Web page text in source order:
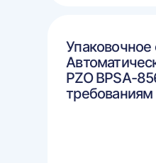
Упаковочное
PZO BPSA-
требованиям